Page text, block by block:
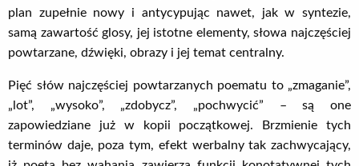
plan zupełnie nowy i antycypując nawet, jak w syntezie,
samą zawartość glosy, jej istotne elementy, słowa najczęściej
powtarzane, dźwięki, obrazy i jej temat centralny.
Pięć słów najczęściej powtarzanych poematu to „zmaganie”,
„lot”, „wysoko”, „zdobycz”, „pochwycić” – są one
zapowiedziane już w kopii początkowej. Brzmienie tych
terminów daje, poza tym, efekt werbalny tak zachwycający,